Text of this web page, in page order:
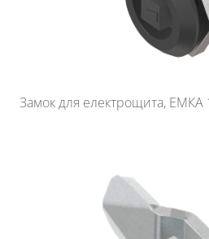
Замок для електрощита, ЕМКА